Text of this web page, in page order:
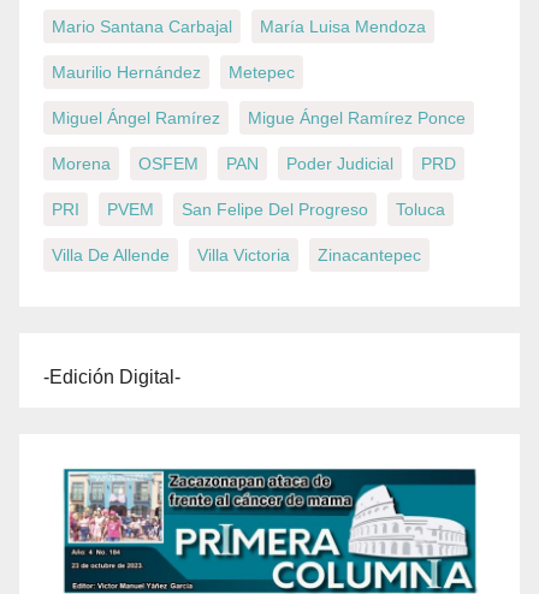
Mario Santana Carbajal María Luisa Mendoza
Maurilio Hernández Metepec
Miguel Ángel Ramírez Migue Ángel Ramírez Ponce
Morena OSFEM PAN Poder Judicial PRD
PRI PVEM San Felipe Del Progreso Toluca
Villa De Allende Villa Victoria Zinacantepec
-Edición Digital-